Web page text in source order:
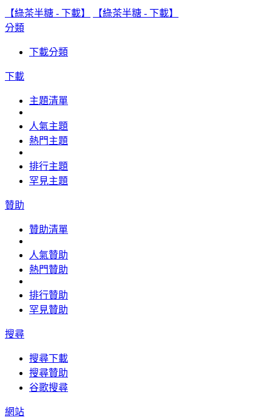
【綠茶半糖 - 下載】
【綠茶半糖 - 下載】
分類
下載分類
下載
主題清單
人氣主題
熱門主題
排行主題
罕見主題
贊助
贊助清單
人氣贊助
熱門贊助
排行贊助
罕見贊助
搜尋
搜尋下載
搜尋贊助
谷歌搜尋
網站